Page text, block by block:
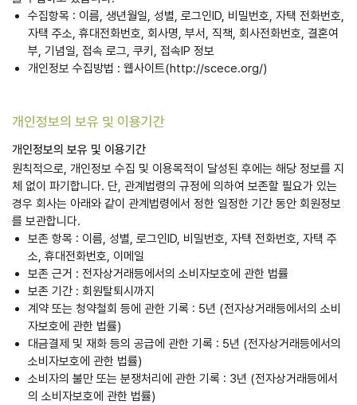
수집항목 : 이름, 생년월일, 성별, 로그인ID, 비밀번호, 자택 전화번호,
자택 주소, 휴대전화번호, 회사명, 부서, 직책, 회사전화번호, 결혼여
부, 기념일, 접속 로그, 쿠키, 접속IP 정보
개인정보 수집방법 : 웹사이트(http://scece.org/)
개인정보의 보유 및 이용기간
개인정보의 보유 및 이용기간
원칙적으로, 개인정보 수집 및 이용목적이 달성된 후에는 해당 정보를 지
체 없이 파기합니다. 단, 관계법령의 규정에 의하여 보존할 필요가 있는
경우 회사는 아래와 같이 관계법령에서 정한 일정한 기간 동안 회원정보
를 보관합니다.
보존 항목 : 이름, 성별, 로그인ID, 비밀번호, 자택 전화번호, 자택 주
소, 휴대전화번호, 이메일
보존 근거 : 전자상거래등에서의 소비자보호에 관한 법률
보존 기간 : 회원탈퇴시까지
계약 또는 청약철회 등에 관한 기록 : 5년 (전자상거래등에서의 소비
자보호에 관한 법률)
대금결제 및 재화 등의 공급에 관한 기록 : 5년 (전자상거래등에서의
소비자보호에 관한 법률)
소비자의 불만 또는 분쟁처리에 관한 기록 : 3년 (전자상거래등에서
의 소비자보호에 관한 법률)